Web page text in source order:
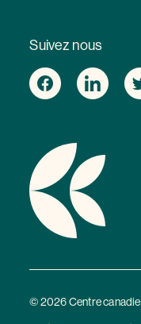
Suivez nous
© 2026 Centre